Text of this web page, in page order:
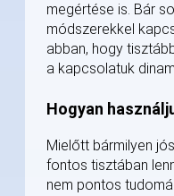
megértése is. Bár
módszerekkel
abban, hogy
a kapcsolatuk
Hogyan
Mielőtt bármilyen
fontos tisztában
nem pontos